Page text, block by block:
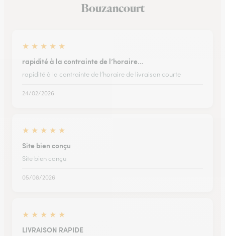
Bouzancourt
★ ★ ★ ★ ★
rapidité à la contrainte de l’horaire…
rapidité à la contrainte de l’horaire de livraison courte
24/02/2026
★ ★ ★ ★ ★
Site bien conçu
Site bien conçu
05/08/2026
★ ★ ★ ★ ★
LIVRAISON RAPIDE